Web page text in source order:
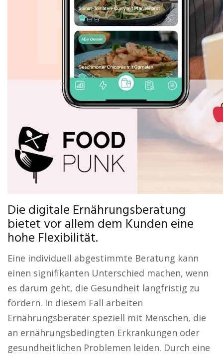
Die digitale Ernährungsberatung
bietet vor allem dem Kunden eine
hohe Flexibilität.
Eine individuell abgestimmte Beratung kann
einen signifikanten Unterschied machen, wenn
es darum geht, die Gesundheit langfristig zu
fördern. In diesem Fall arbeiten
Ernährungsberater speziell mit Menschen, die
an ernährungsbedingten Erkrankungen oder
gesundheitlichen Problemen leiden. Durch eine